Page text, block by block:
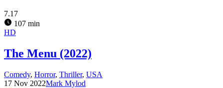
7.17
107 min
HD
The Menu (2022)
Comedy, Horror, Thriller, USA
17 Nov 2022Mark Mylod